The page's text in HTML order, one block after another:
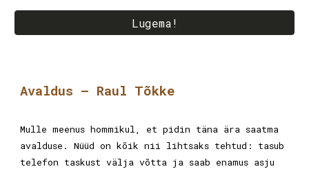
Lugema!
Avaldus – Raul Tõkke
Mulle meenus hommikul, et pidin täna ära saatma
avalduse. Nüüd on kõik nii lihtsaks tehtud: tasub
telefon taskust välja võtta ja saab enamus asju